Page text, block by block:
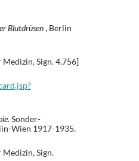
Blutdrüsen, Berlin
Sign. 4.756]
Sonder-
Wien 1917-1935.
Sign.